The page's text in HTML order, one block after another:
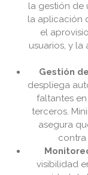
la gestión de
la aplicación
el
usuarios, y
Gestión
despliega
faltantes
terceros.
asegura
contra
visibilidad